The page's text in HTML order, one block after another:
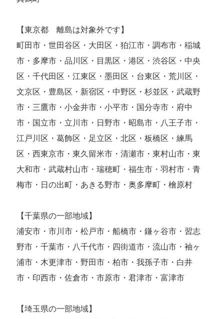
【東京都 離島は対象外です】
町田市・世田谷区・大田区・狛江市・調布市・稲城
市・多摩市・品川区・目黒区・港区・渋谷区・中央
区・千代田区・江東区・墨田区・台東区・荒川区・
文京区・豊島区・新宿区・中野区・杉並区・武蔵野
市・三鷹市・小金井市・小平市・国分寺市・府中
市・国立市・立川市・日野市・昭島市・八王子市・
江戸川区・葛飾区・足立区・北区・板橋区・練馬
区・西東京市・東久留米市・清瀬市・東村山市・東
大和市・武蔵村山市・瑞穂町・福生市・羽村市・青
梅市・日の出町・あきる野市・奥多摩町・檜原村
【千葉県の一部地域】
浦安市・市川市・松戸市・船橋市・鎌ヶ谷市・習志
野市・千葉市・八千代市・四街道市・流山市・袖ヶ
浦市・木更津市・野田市・柏市・我孫子市・白井
市・印西市・佐倉市・市原市・君津市・富津市
【埼玉県の一部地域】